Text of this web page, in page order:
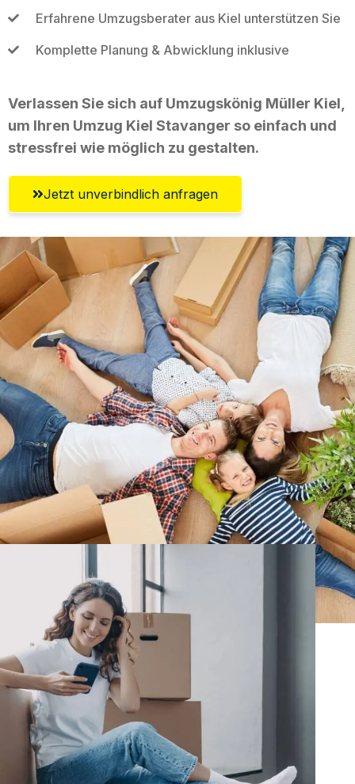
Erfahrene Umzugsberater aus Kiel unterstützen Sie
Komplette Planung & Abwicklung inklusive
Verlassen Sie sich auf Umzugskönig Müller Kiel,
um Ihren Umzug Kiel Stavanger so einfach und
stressfrei wie möglich zu gestalten.
Jetzt unverbindlich anfragen